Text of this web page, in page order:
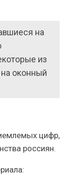
на
из
оконный
цифр,
россиян.